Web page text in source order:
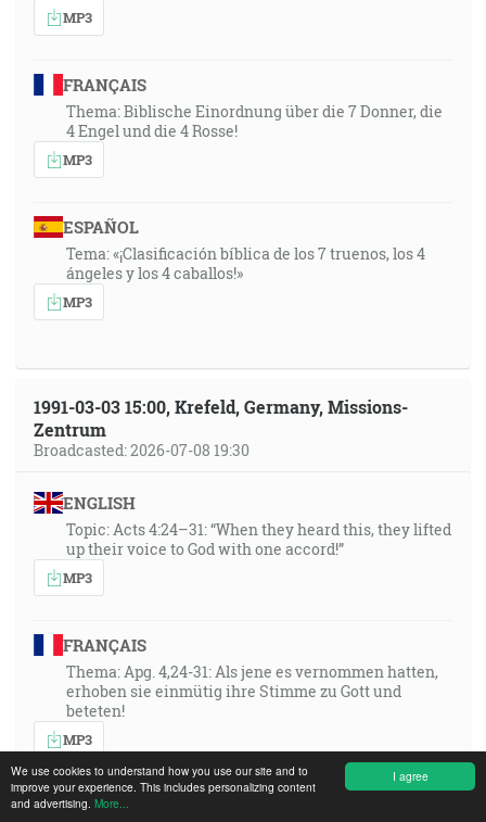
I agree
We use cookies to understand how you use our site and to
improve your experience. This includes personalizing content
and advertising. More...
MP3
FRANÇAIS
Thema: Biblische Einordnung über die 7 Donner, die
4 Engel und die 4 Rosse!
MP3
ESPAÑOL
Tema: «¡Clasificación bíblica de los 7 truenos, los 4
ángeles y los 4 caballos!»
MP3
1991-03-03 15:00, Krefeld, Germany, Missions-
Zentrum
Broadcasted: 2026-07-08 19:30
ENGLISH
Topic: Acts 4:24–31: “When they heard this, they lifted
up their voice to God with one accord!”
MP3
FRANÇAIS
Thema: Apg. 4,24-31: Als jene es vernommen hatten,
erhoben sie einmütig ihre Stimme zu Gott und
beteten!
MP3
SWAHILI DRC